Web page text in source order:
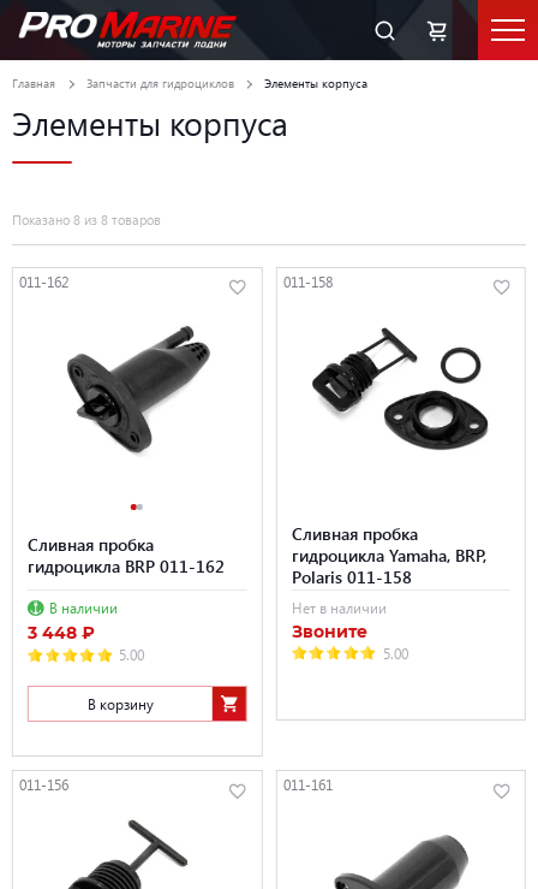
Главная Запчасти для гидроциклов Элементы корпуса
Элементы корпуса
Показано 8 из 8 товаров
011-162
Сливная пробка
гидроцикла BRP 011-162
В наличии
3 448 ₽
5.00
В корзину
011-158
Сливная пробка
гидроцикла Yamaha, BRP,
Polaris 011-158
Нет в наличии
Звоните
5.00
011-156 011-161